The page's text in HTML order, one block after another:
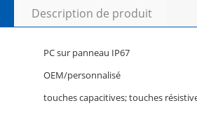
Description de produit
PC sur panneau IP67
OEM/personnalisé
touches capacitives; touches